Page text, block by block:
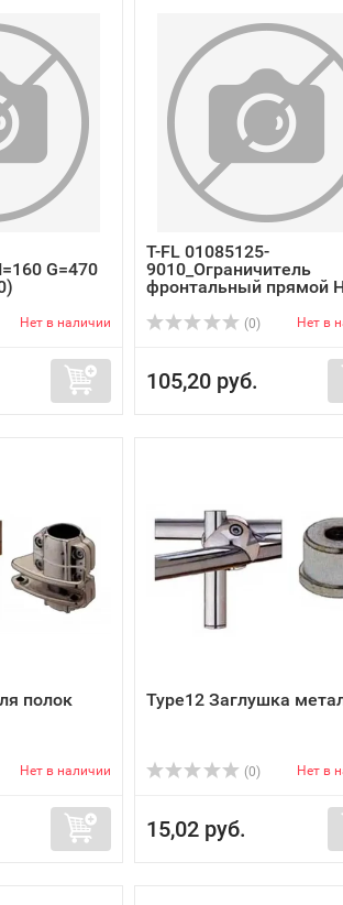
G=470
Нет в наличии
T-FL 01085125-
9010_Ограничитель
фронтальный прямой
(0) Нет в
105,20 руб.
полок
Нет в наличии
Type12 Заглушка
(0) Нет в
15,02 руб.